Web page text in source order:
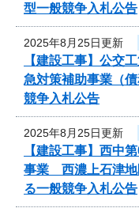
型一般競争入札公告
2025年8月25日更新
【建設工事】公交
急対策補助事業（
競争入札公告
2025年8月25日更新
【建設工事】西中
事業 西濃上石津
る一般競争入札公告